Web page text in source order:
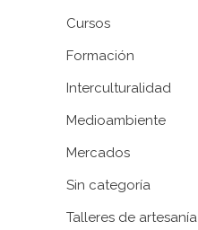
Cursos
Formación
Interculturalidad
Medioambiente
Mercados
Sin categoría
Talleres de artesanía